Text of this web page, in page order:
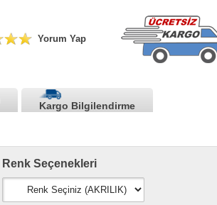
Yorum Yap
Kargo Bilgilendirme
Renk Seçenekleri